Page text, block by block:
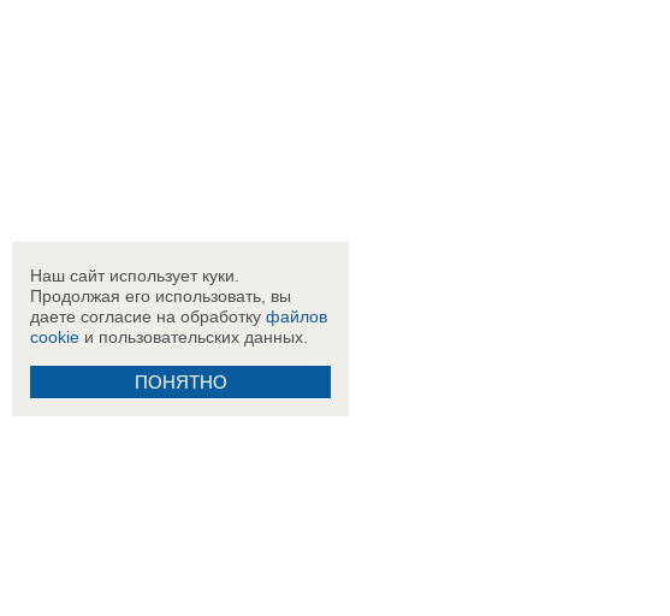
Наш сайт использует куки.
Продолжая его использовать, вы
даете согласие на обработку файлов
cookie и пользовательских данных.
ПОНЯТНО